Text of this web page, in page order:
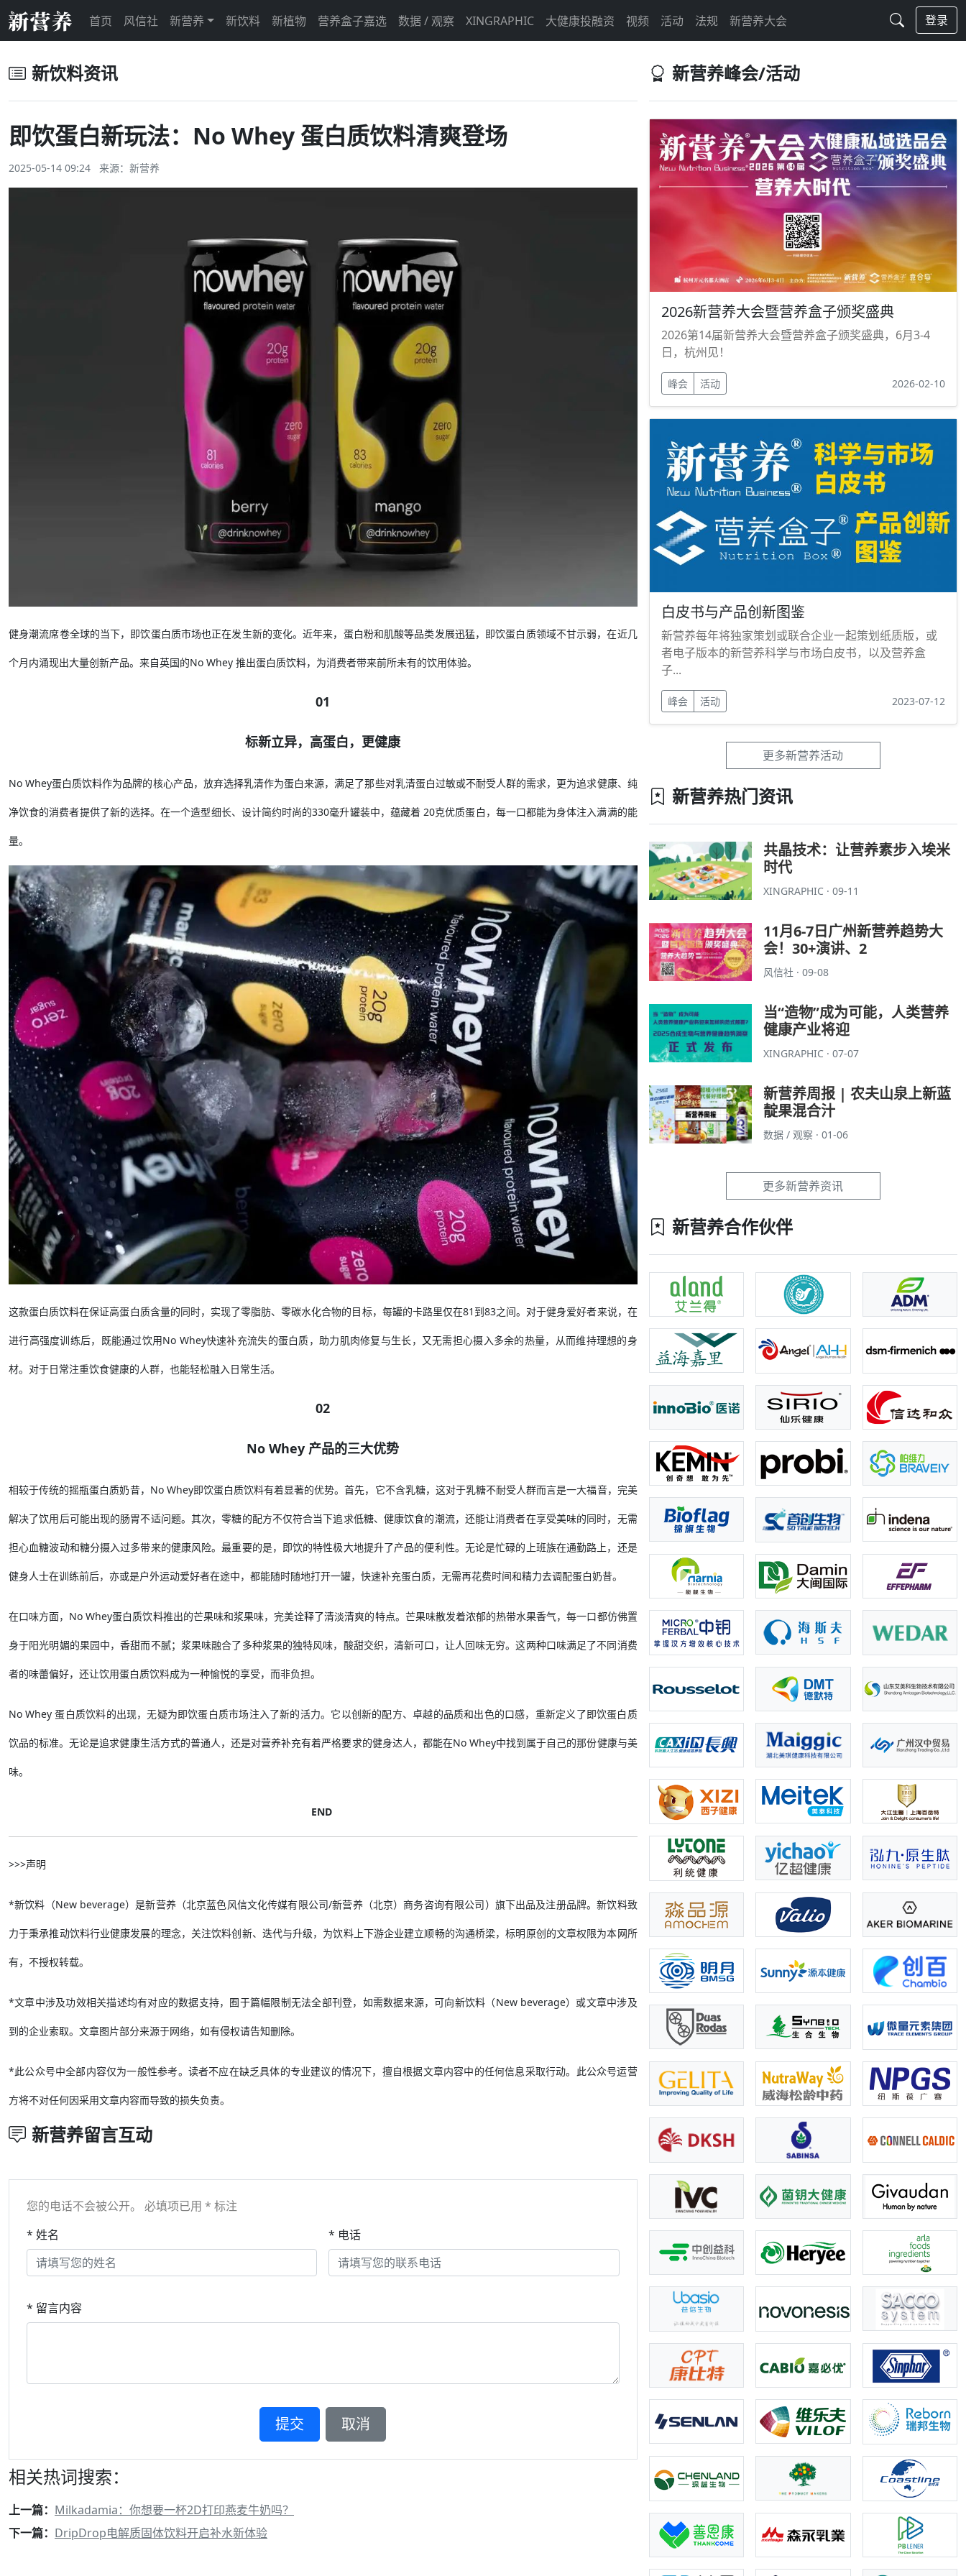
首页 风信社 新营养 新饮料 新植物 营养盒子嘉选 数据 / 观察 XINGRAPHIC 大健康投融资 视频 活动 法规 新营养大会 登录
新饮料资讯
即饮蛋白新玩法：No Whey 蛋白质饮料清爽登场
2025-05-14 09:24 来源： 新营养
健身潮流席卷全球的当下，即饮蛋白质市场也正在发生新的变化。近年来，蛋白粉和肌酸等品类发展迅猛，即饮蛋白质领域不甘示弱，在近几
个月内涌现出大量创新产品。来自英国的No Whey 推出蛋白质饮料，为消费者带来前所未有的饮用体验。
01
标新立异，高蛋白，更健康
No Whey蛋白质饮料作为品牌的核心产品，放弃选择乳清作为蛋白来源，满足了那些对乳清蛋白过敏或不耐受人群的需求，更为追求健康、纯
净饮食的消费者提供了新的选择。在一个造型细长、设计简约时尚的330毫升罐装中，蕴藏着 20克优质蛋白，每一口都能为身体注入满满的能
量。
这款蛋白质饮料在保证高蛋白质含量的同时，实现了零脂肪、零碳水化合物的目标，每罐的卡路里仅在81到83之间。对于健身爱好者来说，在
进行高强度训练后，既能通过饮用No Whey快速补充流失的蛋白质，助力肌肉修复与生长，又无需担心摄入多余的热量，从而维持理想的身
材。对于日常注重饮食健康的人群，也能轻松融入日常生活。
02
No Whey 产品的三大优势
相较于传统的摇瓶蛋白质奶昔，No Whey即饮蛋白质饮料有着显著的优势。首先，它不含乳糖，这对于乳糖不耐受人群而言是一大福音，完美
解决了饮用后可能出现的肠胃不适问题。其次，零糖的配方不仅符合当下追求低糖、健康饮食的潮流，还能让消费者在享受美味的同时，无需
担心血糖波动和糖分摄入过多带来的健康风险。最重要的是，即饮的特性极大地提升了产品的便利性。无论是忙碌的上班族在通勤路上，还是
健身人士在训练前后，亦或是户外运动爱好者在途中，都能随时随地打开一罐，快速补充蛋白质，无需再花费时间和精力去调配蛋白奶昔。
在口味方面，No Whey蛋白质饮料推出的芒果味和浆果味，完美诠释了清淡清爽的特点。芒果味散发着浓郁的热带水果香气，每一口都仿佛置
身于阳光明媚的果园中，香甜而不腻；浆果味融合了多种浆果的独特风味，酸甜交织，清新可口，让人回味无穷。这两种口味满足了不同消费
者的味蕾偏好，还让饮用蛋白质饮料成为一种愉悦的享受，而非负担。
No Whey 蛋白质饮料的出现，无疑为即饮蛋白质市场注入了新的活力。它以创新的配方、卓越的品质和出色的口感，重新定义了即饮蛋白质
饮品的标准。无论是追求健康生活方式的普通人，还是对营养补充有着严格要求的健身达人，都能在No Whey中找到属于自己的那份健康与美
味。
END
>>>声明
*新饮料（New beverage）是新营养（北京蓝色风信文化传媒有限公司/新营养（北京）商务咨询有限公司）旗下出品及注册品牌。新饮料致
力于秉承推动饮料行业健康发展的理念，关注饮料创新、迭代与升级，为饮料上下游企业建立顺畅的沟通桥梁，标明原创的文章权限为本网所
有，不授权转载。
*文章中涉及功效相关描述均有对应的数据支持，囿于篇幅限制无法全部刊登，如需数据来源，可向新饮料（New beverage）或文章中涉及
到的企业索取。文章图片部分来源于网络，如有侵权请告知删除。
*此公众号中全部内容仅为一般性参考。读者不应在缺乏具体的专业建议的情况下，擅自根据文章内容中的任何信息采取行动。此公众号运营
方将不对任何因采用文章内容而导致的损失负责。
新营养留言互动
您的电话不会被公开。 必填项已用 * 标注
* 姓名
* 电话
* 留言内容
相关热词搜索：
上一篇： Milkadamia：你想要一杯2D打印燕麦牛奶吗？
下一篇： DripDrop电解质固体饮料开启补水新体验
新营养峰会/活动
2026新营养大会暨营养盒子颁奖盛典
2026第14届新营养大会暨营养盒子颁奖盛典，6月3-4
日，杭州见！
峰会 活动 2026-02-10
白皮书与产品创新图鉴
新营养每年将独家策划或联合企业一起策划纸质版，或
者电子版本的新营养科学与市场白皮书，以及营养盒
子...
峰会 活动 2023-07-12
更多新营养活动
新营养热门资讯
共晶技术：让营养素步入埃米
时代
XINGRAPHIC · 09-11
11月6-7日广州新营养趋势大
会！30+演讲、2
风信社 · 09-08
当“造物”成为可能，人类营养
健康产业将迎
XINGRAPHIC · 07-07
新营养周报 | 农夫山泉上新蓝
靛果混合汁
数据 / 观察 · 01-06
更多新营养资讯
新营养合作伙伴